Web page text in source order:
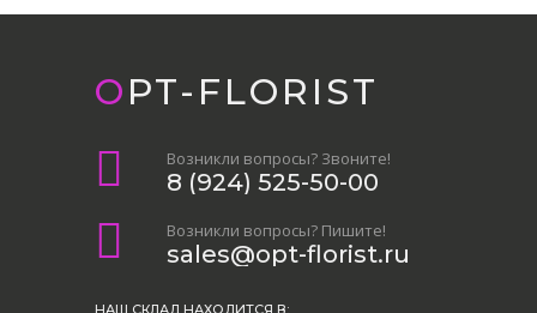
OPT-FLORIST
Возникли вопросы? Звоните!
8 (924) 525-50-00
Возникли вопросы? Пишите!
sales@opt-florist.ru